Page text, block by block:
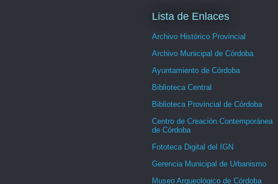
Lista de Enlaces
Archivo Histórico Provincial
Archivo Municipal de Córdoba
Ayuntamiento de Córdoba
Biblioteca Central
Biblioteca Provincial de Córdoba
Centro de Creación Contemporánea
de Córdoba
Fototeca Digital del IGN
Gerencia Municipal de Urbanismo
Museo Arqueológico de Córdoba